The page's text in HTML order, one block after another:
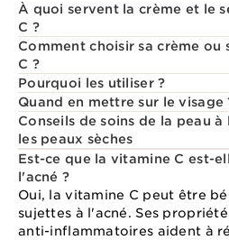
À quoi servent la crème et le
C ?
Comment choisir sa crème ou
C ?
Pourquoi les utiliser ?
Quand en mettre sur le visage
Conseils de soins de la peau
les peaux sèches
Est-ce que la vitamine C est-
l'acné ?
Oui, la vitamine C peut être
sujettes à l'acné. Ses
anti-inflammatoires aident à